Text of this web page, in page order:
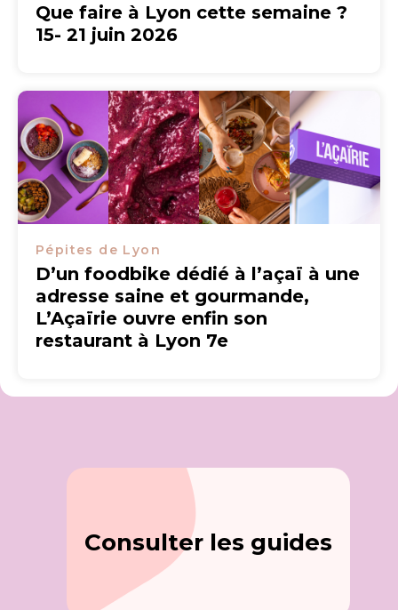
Que faire à Lyon cette semaine ?
15- 21 juin 2026
Pépites de Lyon
D’un foodbike dédié à l’açaï à une
adresse saine et gourmande,
L’Açaïrie ouvre enfin son
restaurant à Lyon 7e
Consulter les guides